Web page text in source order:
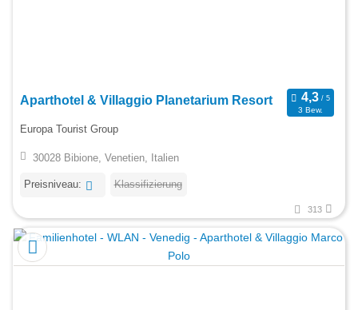
Aparthotel & Villaggio Planetarium Resort
3 Bew.
Europa Tourist Group
30028 Bibione, Venetien, Italien
Preisniveau: Klassifizierung
313